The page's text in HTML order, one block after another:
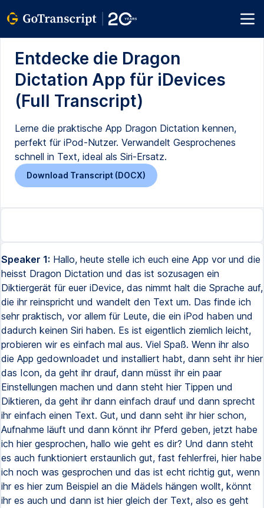
Entdecke die Dragon
Dictation App für iDevices
(Full Transcript)
Lerne die praktische App Dragon Dictation kennen,
perfekt für iPod-Nutzer. Verwandelt Gesprochenes
schnell in Text, ideal als Siri-Ersatz.
Download Transcript (DOCX)
Speaker 1: Hallo, heute stelle ich euch eine App vor und die
heisst Dragon Dictation und das ist sozusagen ein
Diktiergerät für euer iDevice, das nimmt halt die Sprache auf,
die ihr reinspricht und wandelt den Text um. Das finde ich
sehr praktisch, vor allem für Leute, die ein iPod haben und
dadurch keinen Siri haben. Es ist eigentlich ziemlich leicht,
probieren wir es einfach mal aus. Viel Spaß. Wenn ihr also
die App gedownloadet und installiert habt, dann seht ihr hier
das Icon, da geht ihr drauf, dann müsst ihr ein paar
Einstellungen machen und dann steht hier Tippen und
Diktieren, da geht ihr dann einfach drauf und dann sprecht
ihr einfach einen Text. Gut, und dann seht ihr hier schon,
Aufnahme läuft und dann könnt ihr Pferd geben, jetzt habe
ich hier gesprochen, hallo wie geht es dir? Und dann steht
es auch funktioniert erstaunlich gut, fast fehlerfrei, hier habe
ich noch was gesprochen und das ist echt richtig gut, wenn
ihr es hier zum Beispiel an die Mädels hängen wollt, könnt
ihr es auch und dann ist hier gleich der Text, also es geht